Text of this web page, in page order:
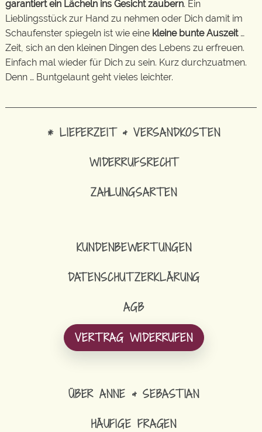
garantiert ein Lächeln ins Gesicht zaubern. Ein
Lieblingsstück zur Hand zu nehmen oder Dich damit im
Schaufenster spiegeln ist wie eine kleine bunte Auszeit…
Zeit, sich an den kleinen Dingen des Lebens zu erfreuen.
Einfach mal wieder für Dich zu sein. Kurz durchzuatmen.
Denn … Buntgelaunt geht vieles leichter.
* LIEFERZEIT & VERSANDKOSTEN
WIDERRUFSRECHT
ZAHLUNGSARTEN
KUNDENBEWERTUNGEN
DATENSCHUTZERKLÄRUNG
AGB
VERTRAG WIDERRUFEN
ÜBER ANNE & SEBASTIAN
HÄUFIGE FRAGEN